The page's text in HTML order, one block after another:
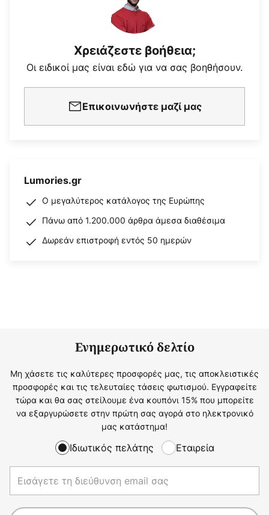
Χρειάζεστε βοήθεια;
Οι ειδικοί μας είναι εδώ για να σας βοηθήσουν.
Επικοινωνήστε μαζί μας
Lumories.gr
Ο μεγαλύτερος κατάλογος της Ευρώπης
Πάνω από 1.200.000 άρθρα άμεσα διαθέσιμα
Δωρεάν επιστροφή εντός 50 ημερών
Ενημερωτικό δελτίο
Μη χάσετε τις καλύτερες προσφορές μας, τις αποκλειστικές
προσφορές και τις τελευταίες τάσεις φωτισμού. Εγγραφείτε
τώρα και θα σας στείλουμε ένα κουπόνι 15% που μπορείτε
να εξαργυρώσετε στην πρώτη σας αγορά στο ηλεκτρονικό
μας κατάστημα!
Ιδιωτικός πελάτης Εταιρεία